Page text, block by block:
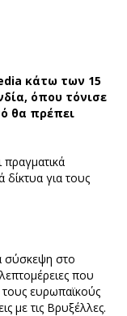
κάτω των 15
όπου τόνισε
θα πρέπει
για τους
σύσκεψη στο
που
ευρωπαϊκούς
με τις Βρυξέλλες.